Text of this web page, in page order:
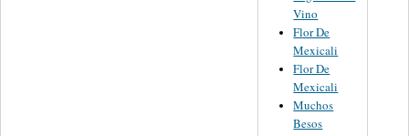
Vino
Flor De
Mexicali
Flor De
Mexicali
Muchos
Besos